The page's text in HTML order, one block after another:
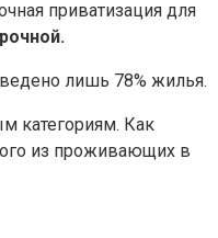
приватизация для
лишь 78% жилья.
категориям. Как
из проживающих в